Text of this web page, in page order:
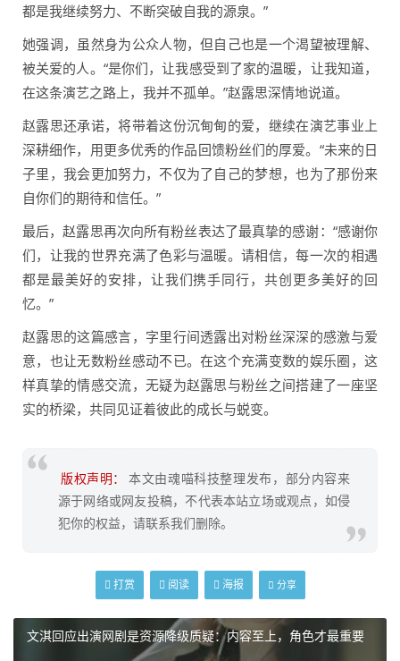
都是我继续努力、不断突破自我的源泉。”
她强调，虽然身为公众人物，但自己也是一个渴望被理解、
被关爱的人。“是你们，让我感受到了家的温暖，让我知道，
在这条演艺之路上，我并不孤单。”赵露思深情地说道。
赵露思还承诺，将带着这份沉甸甸的爱，继续在演艺事业上
深耕细作，用更多优秀的作品回馈粉丝们的厚爱。“未来的日
子里，我会更加努力，不仅为了自己的梦想，也为了那份来
自你们的期待和信任。”
最后，赵露思再次向所有粉丝表达了最真挚的感谢：“感谢你
们，让我的世界充满了色彩与温暖。请相信，每一次的相遇
都是最美好的安排，让我们携手同行，共创更多美好的回
忆。”
赵露思的这篇感言，字里行间透露出对粉丝深深的感激与爱
意，也让无数粉丝感动不已。在这个充满变数的娱乐圈，这
样真挚的情感交流，无疑为赵露思与粉丝之间搭建了一座坚
实的桥梁，共同见证着彼此的成长与蜕变。
版权声明：
本文由魂喵科技整理发布，部分内容来
源于网络或网友投稿，不代表本站立场或观点，如侵
犯你的权益，请联系我们删除。
打赏 阅读 海报 分享
文淇回应出演网剧是资源降级质疑：内容至上，角色才最重要